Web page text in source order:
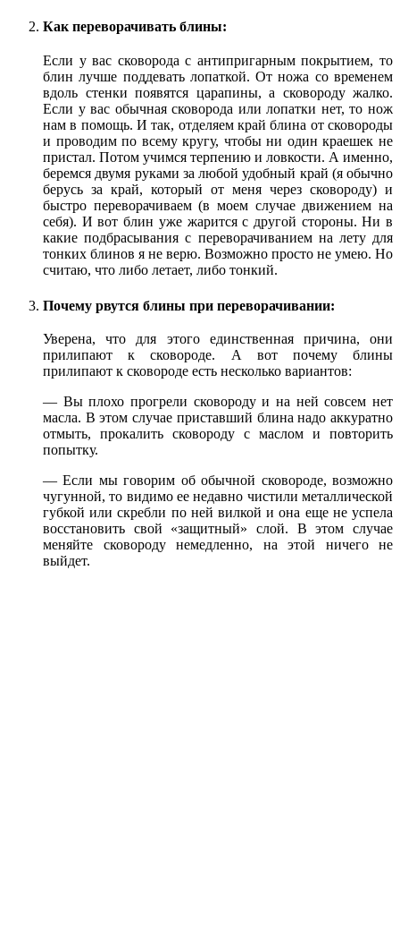
Как переворачивать блины:
Если у вас сковорода с антипригарным покрытием, то
блин лучше поддевать лопаткой. От ножа со временем
вдоль стенки появятся царапины, а сковороду жалко.
Если у вас обычная сковорода или лопатки нет, то нож
нам в помощь. И так, отделяем край блина от сковороды
и проводим по всему кругу, чтобы ни один краешек не
пристал. Потом учимся терпению и ловкости. А именно,
беремся двумя руками за любой удобный край (я обычно
берусь за край, который от меня через сковороду) и
быстро переворачиваем (в моем случае движением на
себя). И вот блин уже жарится с другой стороны. Ни в
какие подбрасывания с переворачиванием на лету для
тонких блинов я не верю. Возможно просто не умею. Но
считаю, что либо летает, либо тонкий.
Почему рвутся блины при переворачивании:
Уверена, что для этого единственная причина, они
прилипают к сковороде. А вот почему блины
прилипают к сковороде есть несколько вариантов:
— Вы плохо прогрели сковороду и на ней совсем нет
масла. В этом случае приставший блина надо аккуратно
отмыть, прокалить сковороду с маслом и повторить
попытку.
— Если мы говорим об обычной сковороде, возможно
чугунной, то видимо ее недавно чистили металлической
губкой или скребли по ней вилкой и она еще не успела
восстановить свой «защитный» слой. В этом случае
меняйте сковороду немедленно, на этой ничего не
выйдет.